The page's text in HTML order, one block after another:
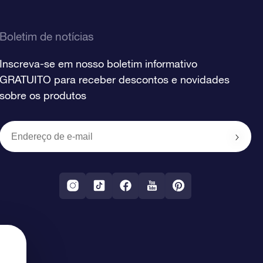
Boletim de notícias
Inscreva-se em nosso boletim informativo
GRATUITO para receber descontos e novidades
sobre os produtos